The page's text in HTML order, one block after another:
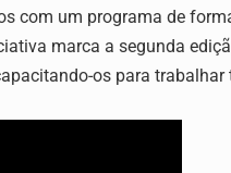
hoje os dados sobre a
com um programa de
marca a segunda
os para